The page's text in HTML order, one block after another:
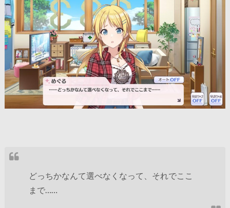
どっちかなんて選べなくなって、それでここ
まで……